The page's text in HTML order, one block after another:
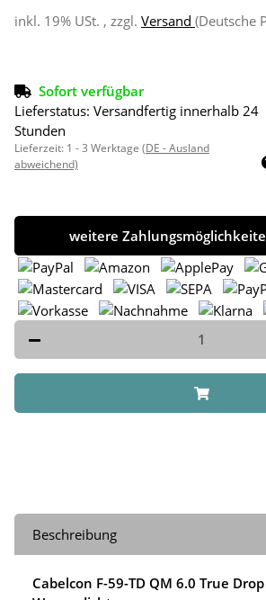
inkl. 19% USt. , zzgl. Versand (Deutsche
Sofort verfügbar
Lieferstatus: Versandfertig innerhalb 24
Stunden
Lieferzeit: 1 - 3 Werktage (DE - Ausland
abweichend)
weitere
Beschreibung
Cabelcon F-59-TD QM 6.0 True